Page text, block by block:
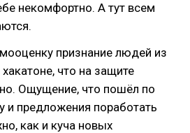
некомфортно. А тут всем
признание людей из
что на защите
Ощущение, что пошёл по
и предложения поработать
как и куча новых